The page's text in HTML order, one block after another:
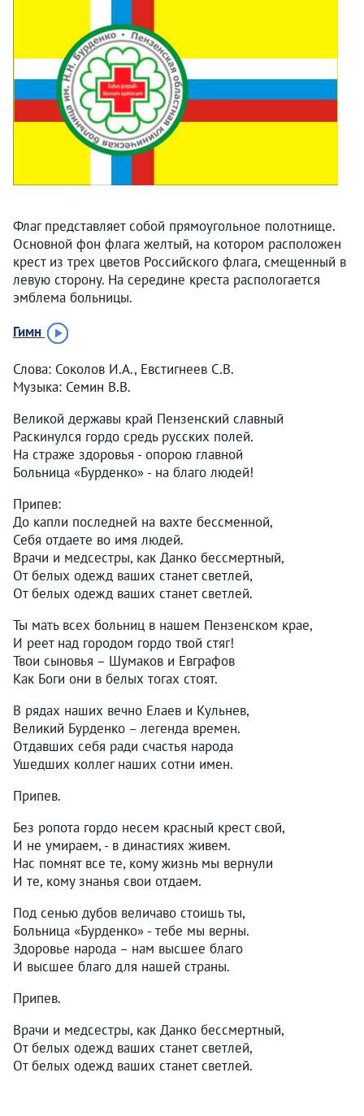
Флаг представляет собой прямоугольное полотнище.
Основной фон флага желтый, на котором расположен
крест из трех цветов Российского флага, смещенный в
левую сторону. На середине креста распологается
эмблема больницы.
Гимн
Слова: Соколов И.А., Евстигнеев С.В.
Музыка: Семин В.В.
Великой державы край Пензенский славный
Раскинулся гордо средь русских полей.
На страже здоровья - опорою главной
Больница «Бурденко» - на благо людей!
Припев:
До капли последней на вахте бессменной,
Себя отдаете во имя людей.
Врачи и медсестры, как Данко бессмертный,
От белых одежд ваших станет светлей,
От белых одежд ваших станет светлей.
Ты мать всех больниц в нашем Пензенском крае,
И реет над городом гордо твой стяг!
Твои сыновья – Шумаков и Евграфов
Как Боги они в белых тогах стоят.
В рядах наших вечно Елаев и Кульнев,
Великий Бурденко – легенда времен.
Отдавших себя ради счастья народа
Ушедших коллег наших сотни имен.
Припев.
Без ропота гордо несем красный крест свой,
И не умираем, - в династиях живем.
Нас помнят все те, кому жизнь мы вернули
И те, кому знанья свои отдаем.
Под сенью дубов величаво стоишь ты,
Больница «Бурденко» - тебе мы верны.
Здоровье народа – нам высшее благо
И высшее благо для нашей страны.
Припев.
Врачи и медсестры, как Данко бессмертный,
От белых одежд ваших станет светлей,
От белых одежд ваших станет светлей.